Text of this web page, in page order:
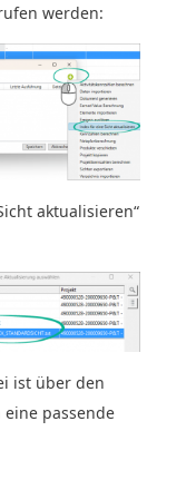
werden:
aktualisieren“
ist über den
passende